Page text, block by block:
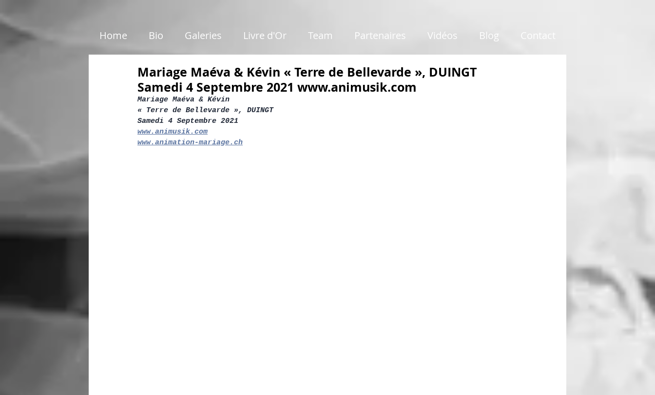
Home Bio Galeries Livre d'Or Team Partenaires Vidéos Blog Contact
Mariage Maéva & Kévin « Terre de Bellevarde », DUINGT
Samedi 4 Septembre 2021 www.animusik.com
Mariage Maéva & Kévin
« Terre de Bellevarde », DUINGT
Samedi 4 Septembre 2021
www.animusik.com
www.animation-mariage.ch